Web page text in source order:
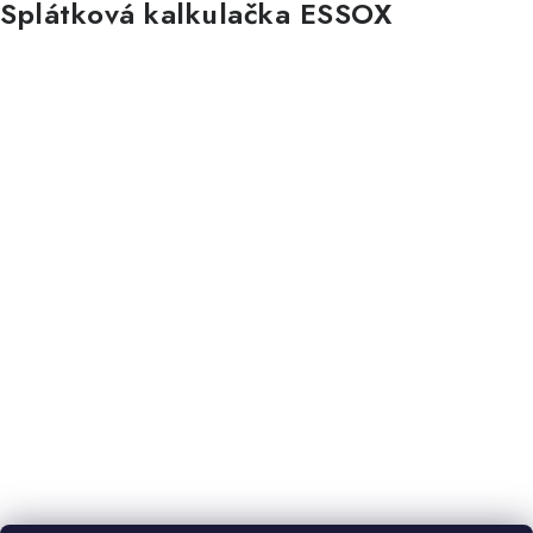
Splátková kalkulačka ESSOX